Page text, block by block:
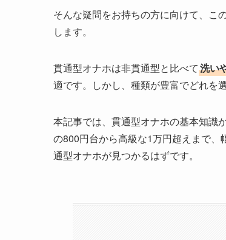
そんな疑問をお持ちの方に向けて、こ
します。
貫通型オナホは非貫通型と比べて洗い
適です。しかし、種類が豊富でどれを
本記事では、貫通型オナホの基本知識
の800円台から高級な1万円超えまで
通型オナホが見つかるはずです。